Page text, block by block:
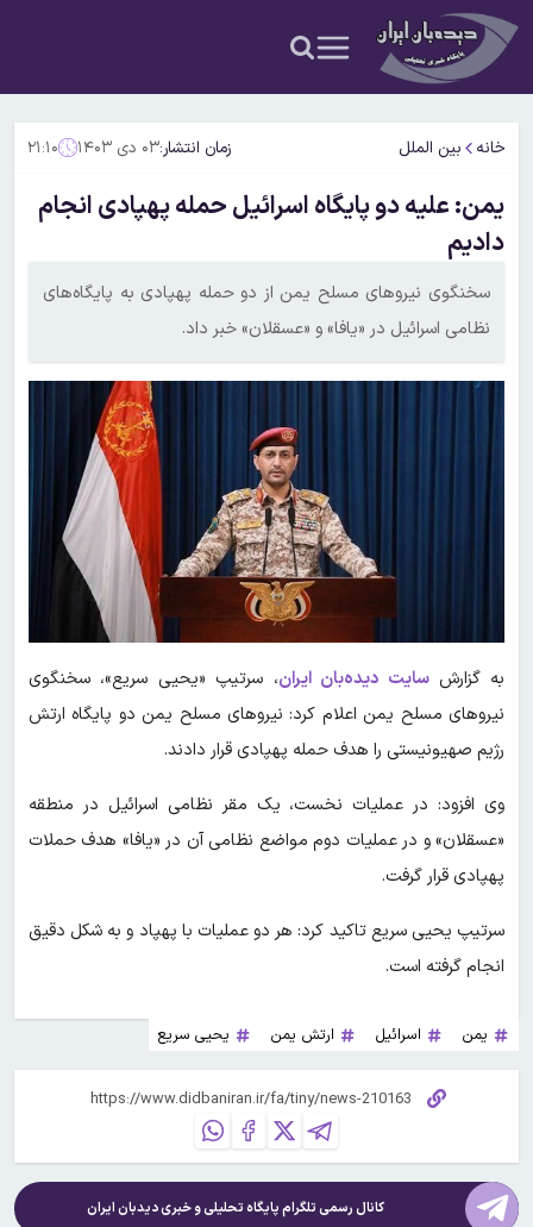
خانه بین الملل زمان انتشار:۰۳ دی ۱۴۰۳ ۲۱:۱۰
یمن: علیه دو پایگاه اسرائیل حمله پهپادی انجام
دادیم
سخنگوی نیروهای مسلح یمن از دو حمله پهپادی به پایگاه‌های
نظامی اسرائیل در «یافا» و «عسقلان» خبر داد.
به گزارش سایت دیده‌بان ایران، سرتیپ «یحیی سریع»، سخنگوی
نیروهای مسلح یمن اعلام کرد: نیروهای مسلح یمن دو پایگاه ارتش
رژیم صهیونیستی را هدف حمله پهپادی قرار دادند.
وی افزود: در عملیات نخست، یک مقر نظامی اسرائیل در منطقه
«عسقلان» و در عملیات دوم مواضع نظامی آن در «یافا» هدف حملات
پهپادی قرار گرفت.
سرتیپ یحیی سریع تاکید کرد: هر دو عملیات با پهپاد و به شکل دقیق
انجام گرفته است.
یمن اسرائیل ارتش یمن یحیی سریع
کانال رسمی تلگرام پایگاه تحلیلی و خبریدیدبان ایران